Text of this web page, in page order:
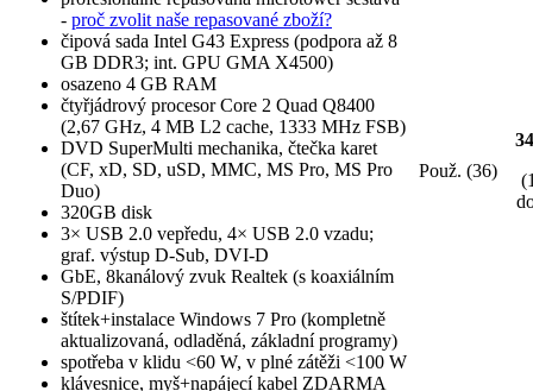
- proč zvolit naše repasované zboží?
čipová sada Intel G43 Express (podpora až 8
GB DDR3; int. GPU GMA X4500)
osazeno 4 GB RAM
čtyřjádrový procesor Core 2 Quad Q8400
(2,67 GHz, 4 MB L2 cache, 1333 MHz FSB)
DVD SuperMulti mechanika, čtečka karet
(CF, xD, SD, uSD, MMC, MS Pro, MS Pro
Duo)
320GB disk
3× USB 2.0 vepředu, 4× USB 2.0 vzadu;
graf. výstup D-Sub, DVI-D
GbE, 8kanálový zvuk Realtek (s koaxiálním
S/PDIF)
štítek+instalace Windows 7 Pro (kompletně
aktualizovaná, odladěná, základní programy)
spotřeba v klidu <60 W, v plné zátěži <100 W
klávesnice, myš+napájecí kabel ZDARMA
Použ. (36)